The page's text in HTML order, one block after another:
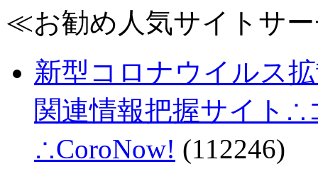
≪お勧め人気サイトサ
新型コロナウイルス
関連情報把握サイト
∴CoroNow! (112246)